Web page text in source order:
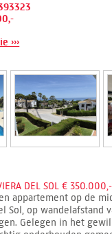
›››
DEL SOL € 350.000,-
appartement op de
Sol, op wandelafstand
Gelegen in het